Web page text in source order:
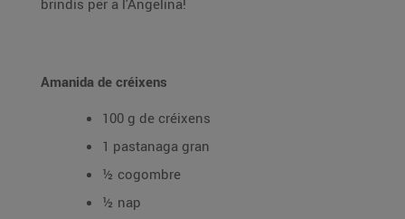
Amanida de créixens
100 g de créixens
1 pastanaga gran
½ cogombre
½ nap